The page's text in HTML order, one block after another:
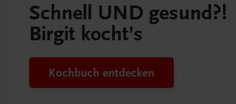
Schnell UND gesund?!
Birgit kocht’s
Kochbuch entdecken